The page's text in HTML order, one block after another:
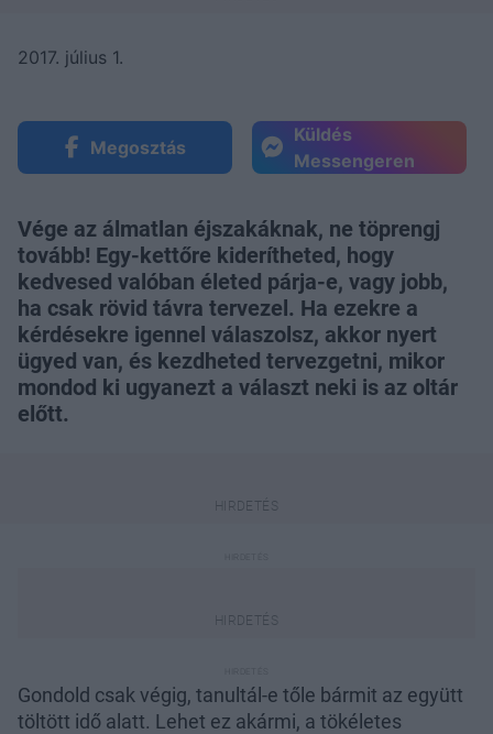
2017. július 1.
Megosztás
Küldés
Messengeren
Vége az álmatlan éjszakáknak, ne töprengj
tovább! Egy-kettőre kiderítheted, hogy
kedvesed valóban életed párja-e, vagy jobb,
ha csak rövid távra tervezel. Ha ezekre a
kérdésekre igennel válaszolsz, akkor nyert
ügyed van, és kezdheted tervezgetni, mikor
mondod ki ugyanezt a választ neki is az oltár
előtt.
Gondold csak végig, tanultál-e tőle bármit az együtt
töltött idő alatt. Lehet ez akármi, a tökéletes